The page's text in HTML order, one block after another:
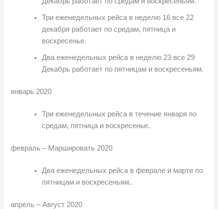
Три еженедельных рейса в неделю 16 все 22
декабря работает по средам, пятница и
воскресенье.
Два еженедельных рейса в неделю 23 все 29
Декабрь работает по пятницам и воскресеньям.
январь 2020
Три еженедельных рейса в течение января по
средам, пятница и воскресенье.
февраль – Маршировать 2020
Два еженедельных рейса в феврале и марте по
пятницам и воскресеньям..
апрель – Август 2020